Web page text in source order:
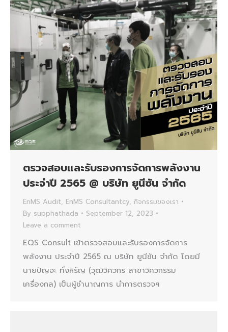
ตรวจสอบและรับรองการจัดการพลังงาน
ประจำปี 2565 @ บริษัท ยูนีซัน จำกัด
EnMS Audit, EnMS Consultantcy, กิจกรรมของเรา
By supphathada
September 12, 2023
Leave a comment
EQS Consult เข้าตรวจสอบและรับรองการจัดการ
พลังงาน ประจำปี 2565 ณ บริษัท ยูนีซัน จำกัด โดยมี
นายปัญจะ ทั่งหิรัญ (วุฒิวิศวกร สาขาวิศวกรรม
เครื่องกล) เป็นผู้ชำนาญการ นำการตรวจฯ